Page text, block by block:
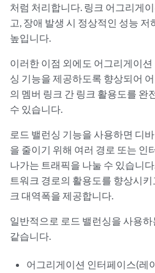
처럼 처리합니다. 링크 어그리게
고, 장애 발생 시 정상적인 성능
높입니다.
이러한 이점 외에도 어그리게이
싱 기능을 제공하도록 향상되어
의 멤버 링크 간 링크 활용도를 완
수 있습니다.
로드 밸런싱 기능을 사용하면 디
을 줄이기 위해 여러 경로 또는 인
나가는 트래픽을 나눌 수 있습니
트워크 경로의 활용도를 향상시
크 대역폭을 제공합니다.
일반적으로 로드 밸런싱을 사용
같습니다.
어그리게이션 인터페이스(레